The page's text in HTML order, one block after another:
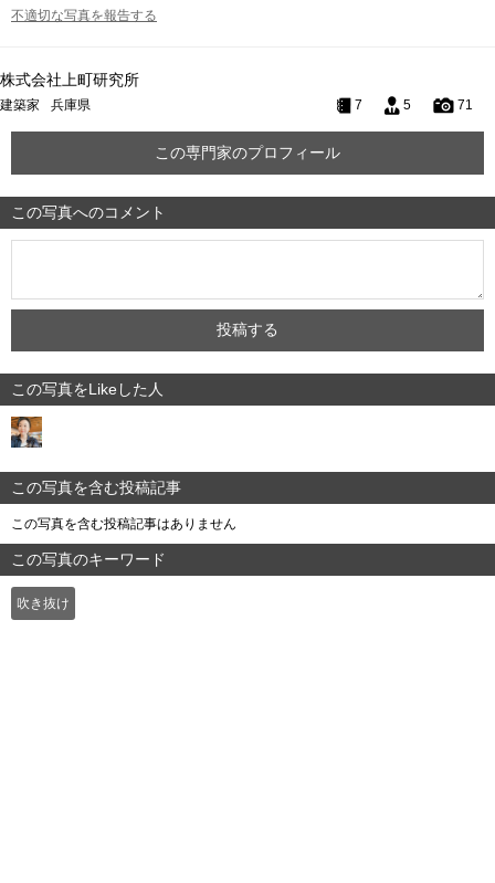
不適切な写真を報告する
株式会社上町研究所
建築家 兵庫県 7 5 71
この専門家のプロフィール
この写真へのコメント
この写真をLikeした人
この写真を含む投稿記事
この写真を含む投稿記事はありません
この写真のキーワード
吹き抜け